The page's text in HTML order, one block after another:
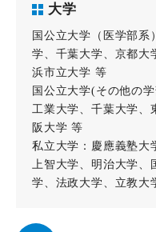
大学
国公立大学（医学部系
学、千葉大学、京都大
浜市立大学 等
国公立大学(その他の
工業大学、千葉大学、
阪大学 等
私立大学：慶應義塾大
上智大学、明治大学、
学、法政大学、立教大